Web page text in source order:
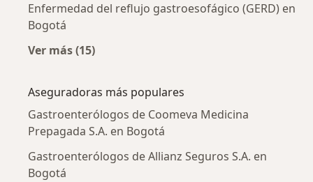
Enfermedad del reflujo gastroesofágico (GERD) en
Bogotá
Ver más (15)
Aseguradoras más populares
Gastroenterólogos de Coomeva Medicina
Prepagada S.A. en Bogotá
Gastroenterólogos de Allianz Seguros S.A. en
Bogotá